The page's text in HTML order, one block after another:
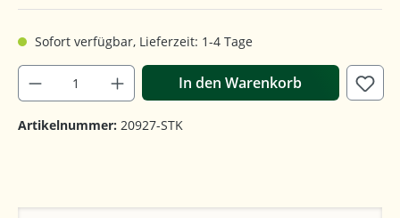
Sofort verfügbar, Lieferzeit: 1-4 Tage
In den Warenkorb
Artikelnummer: 20927-STK